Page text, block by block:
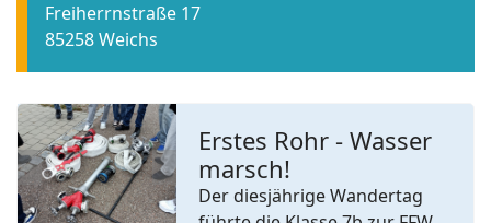
Freiherrnstraße 17
85258 Weichs
Previous Next
Erstes Rohr - Wasser
marsch!
Der diesjährige Wandertag